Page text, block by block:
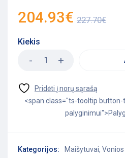
227.70€
204.93€
Kiekis
<span class="ts-tooltip
Kategorijos: Maišytuvai,